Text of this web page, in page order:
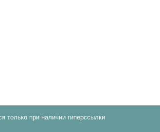
только при наличии гиперссылки